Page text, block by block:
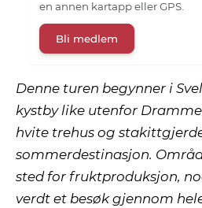
en annen kartapp eller GPS.
Bli medlem
Denne turen begynner i
kystby like utenfor
hvite trehus og
sommerdestinasjon.
sted for fruktproduksjon,
verdt et besøk gjennom